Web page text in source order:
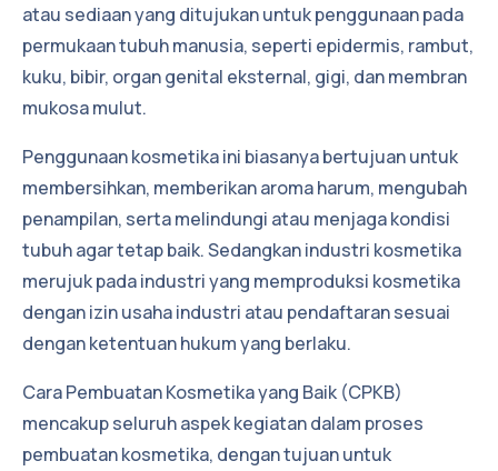
atau sediaan yang ditujukan untuk penggunaan pada
permukaan tubuh manusia, seperti epidermis, rambut,
kuku, bibir, organ genital eksternal, gigi, dan membran
mukosa mulut.
Penggunaan kosmetika ini biasanya bertujuan untuk
membersihkan, memberikan aroma harum, mengubah
penampilan, serta melindungi atau menjaga kondisi
tubuh agar tetap baik. Sedangkan industri kosmetika
merujuk pada industri yang memproduksi kosmetika
dengan izin usaha industri atau pendaftaran sesuai
dengan ketentuan hukum yang berlaku.
Cara Pembuatan Kosmetika yang Baik (CPKB)
mencakup seluruh aspek kegiatan dalam proses
pembuatan kosmetika, dengan tujuan untuk